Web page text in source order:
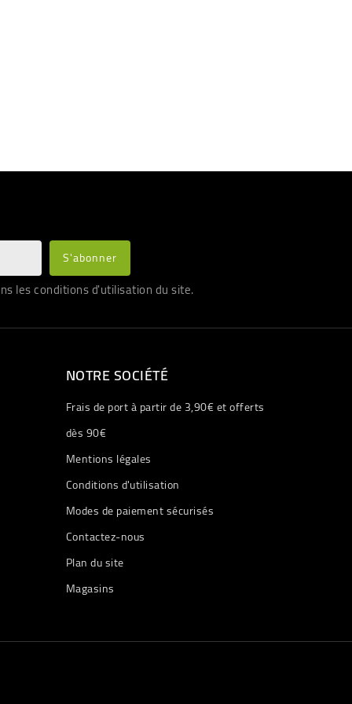
les conditions d'utilisation du site.
NOTRE SOCIÉTÉ
Frais de port à partir de 3,90€ et offerts
dès 90€
Mentions légales
Conditions d'utilisation
Modes de paiement sécurisés
Contactez-nous
Plan du site
Magasins